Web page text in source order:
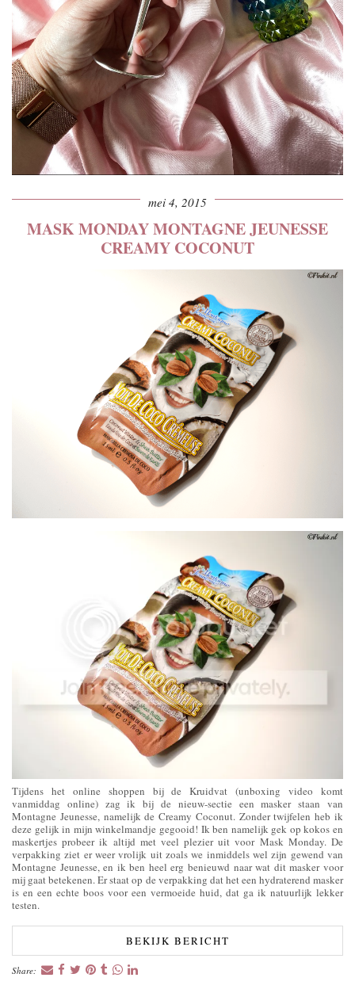
mei 4, 2015
MASK MONDAY MONTAGNE JEUNESSE
CREAMY COCONUT
Tijdens het online shoppen bij de Kruidvat (unboxing video komt
vanmiddag online) zag ik bij de nieuw-sectie een masker staan van
Montagne Jeunesse, namelijk de Creamy Coconut. Zonder twijfelen heb ik
deze gelijk in mijn winkelmandje gegooid! Ik ben namelijk gek op kokos en
maskertjes probeer ik altijd met veel plezier uit voor Mask Monday. De
verpakking ziet er weer vrolijk uit zoals we inmiddels wel zijn gewend van
Montagne Jeunesse, en ik ben heel erg benieuwd naar wat dit masker voor
mij gaat betekenen. Er staat op de verpakking dat het een hydraterend masker
is en een echte boos voor een vermoeide huid, dat ga ik natuurlijk lekker
testen.
BEKIJK BERICHT
Share: